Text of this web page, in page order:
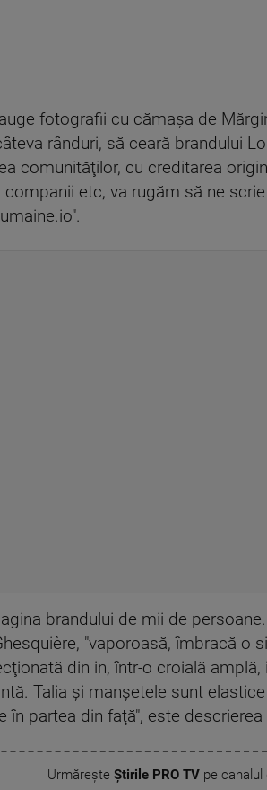
fotografii cu cămaşa de
rânduri, să ceară brandului
comunităţilor, cu creditarea
etc, va rugăm să ne
".
brandului de mii de persoane.
"vaporoasă, îmbracă
din in, într-o croială
Talia şi manşetele sunt
în partea din faţă", este
Urmărește Știrile PRO TVpe canalul